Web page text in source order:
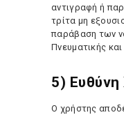
αντιγραφή ή
τρίτα μη
παράβαση των
Πνευματικής και
5)
Ο χρήστης